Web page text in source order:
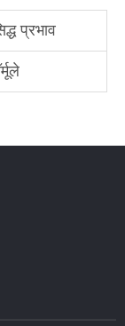
प्रभाव